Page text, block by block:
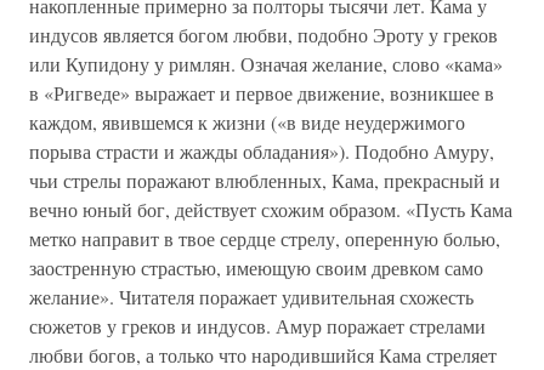
накопленные примерно за полторы тысячи лет. Кама у
индусов является богом любви, подобно Эроту у греков
или Купидону у римлян. Означая желание, слово «кама»
в «Ригведе» выражает и первое движение, возникшее в
каждом, явившемся к жизни («в виде неудержимого
порыва страсти и жажды обладания»). Подобно Амуру,
чьи стрелы поражают влюбленных, Кама, прекрасный и
вечно юный бог, действует схожим образом. «Пусть Кама
метко направит в твое сердце стрелу, оперенную болью,
заостренную страстью, имеющую своим древком само
желание». Читателя поражает удивительная схожесть
сюжетов у греков и индусов. Амур поражает стрелами
любви богов, а только что народившийся Кама стреляет